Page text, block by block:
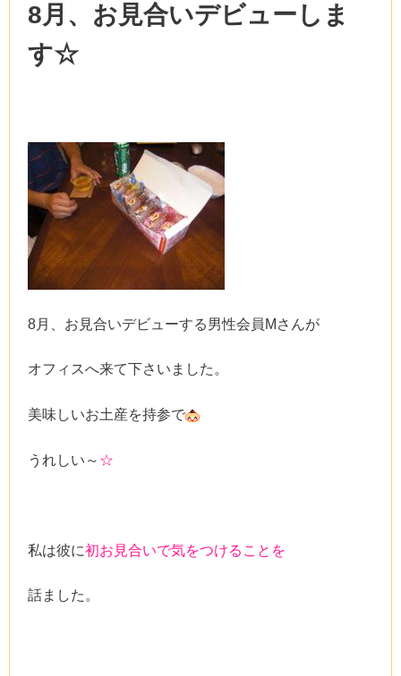
8月、お見合いデビューしま
す☆
8月、お見合いデビューする男性会員Mさんが
オフィスへ来て下さいました。
美味しいお土産を持参で
うれしい～ ☆
私は彼に初お見合いで気をつけることを
話ました。